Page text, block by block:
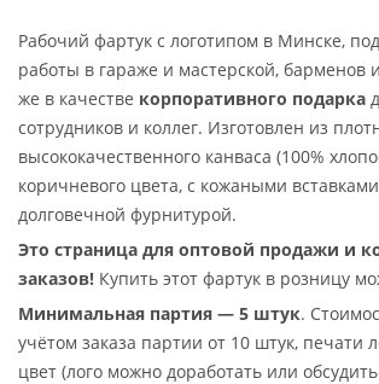
Рабочий фартук с логотипом в Минске,
работы в гараже и мастерской, барменов
же в качестве корпоративного подарка
сотрудников и коллег. Изготовлен из
высококачественного канваса (100%
коричневого цвета, с кожаными
долговечной фурнитурой.
Это страница для оптовой продажи и
заказов! Купить этот фартук в розницу
Минимальная партия — 5 штук.
учётом заказа партии от 10 штук, печати
цвет (лого можно доработать или